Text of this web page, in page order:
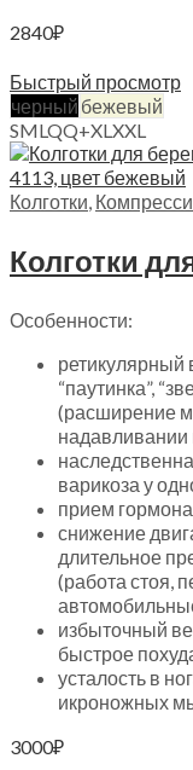
2840₽
Быстрый просмотр
черный бежевый
SMLQQ+XL XXL
Колготки
Особенности:
ретикулярный
“паутинка”,
(расширение
надавливании
варикоза у
прием
снижение
длительное
(работа стоя,
избыточный
быстрое
усталость в
икроножных
3000₽